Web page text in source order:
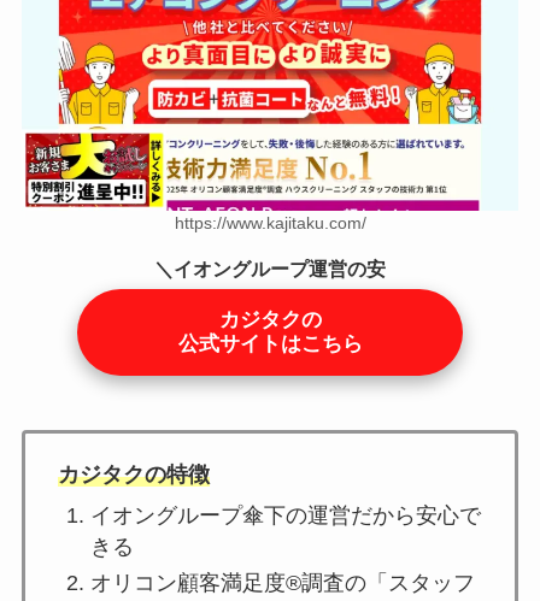
https://www.kajitaku.com/
＼イオングループ運営の安
カジタクの
公式サイトはこちら
カジタクの特徴
イオングループ傘下の運営だから安心で
きる
オリコン顧客満足度®調査の「スタッフ